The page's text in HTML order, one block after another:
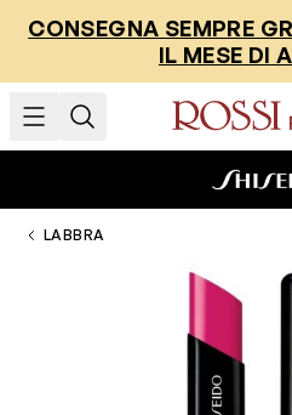
CONSEGNA SEMPRE
IL MESE DI
LABBRA